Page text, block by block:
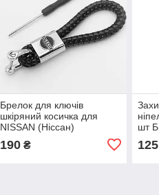
Брелок для ключів
шкіряний косичка для
NISSAN (Ніссан)
190₴
шт
125